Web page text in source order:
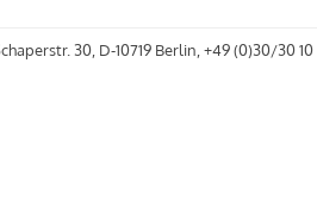
30, D-10719 Berlin, +49 (0)30/30